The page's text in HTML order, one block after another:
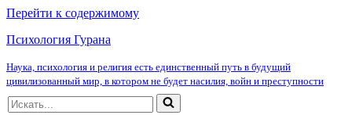
Перейти к содержимому
Психология Гурана
Наука, психология и религия есть единственный путь в будущий
цивилизованный мир, в котором не будет насилия, войн и преступности
Искать...